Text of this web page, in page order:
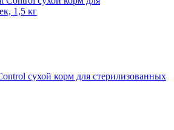
сухой корм для стерилизованных